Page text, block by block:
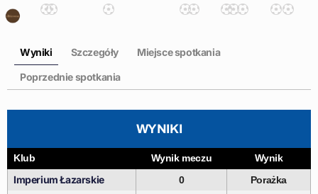
Wyniki Szczegóły Miejsce spotkania
Poprzednie spotkania
WYNIKI
Klub Wynik meczu Wynik
Imperium Łazarskie 0 Porażka